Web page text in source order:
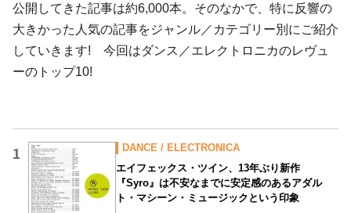
公開してきた記事は約6,000本。そのなかで、特に反響の
大きかった人気の記事をジャンル／カテゴリー別にご紹介
していきます! 今回はダンス／エレクトロニカのレヴュ
ーのトップ10!
1
DANCE / ELECTRONICA
エイフェックス・ツイン、13年ぶり新作
『Syro』は不安なまでに安定感のあるアダル
ト・マシーン・ミュージックという印象